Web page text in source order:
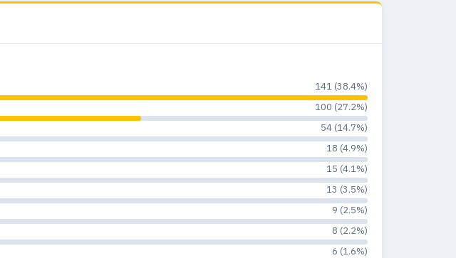
141 (38.4%)
100 (27.2%)
54 (14.7%)
18 (4.9%)
15 (4.1%)
13 (3.5%)
9 (2.5%)
8 (2.2%)
6 (1.6%)